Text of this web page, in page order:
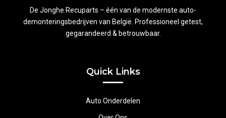
De Jonghe Recuparts – één van de modernste auto-
demonteringsbedrijven van België. Professioneel getest,
gegarandeerd & betrouwbaar.
Quick Links
Auto Onderdelen